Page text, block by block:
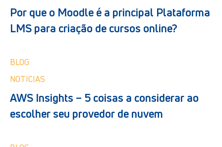
Por que o Moodle é a principal Plataforma
LMS para criação de cursos online?
BLOG
NOTICIAS
AWS Insights – 5 coisas a considerar ao
escolher seu provedor de nuvem